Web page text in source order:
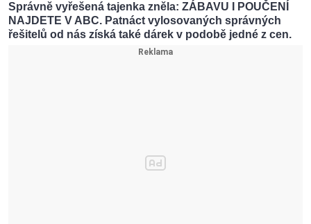
Správně vyřešená tajenka zněla: ZÁBAVU I POUČENÍ
NAJDETE V ABC. Patnáct vylosovaných správných
řešitelů od nás získá také dárek v podobě jedné z cen.